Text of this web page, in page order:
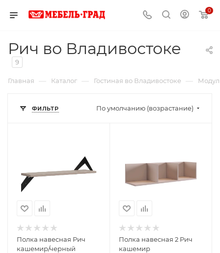
0
Рич во Владивостоке
9
Главная — Каталог — Гостиная во Владивостоке —
ФИЛЬТР По умолчанию (возрастание)
Полка навесная Рич
кашемир/черный
Полка навесная 2 Рич
кашемир